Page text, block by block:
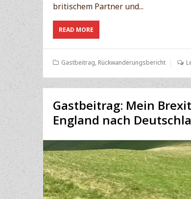
britischem Partner und...
READ MORE
UMZUG
VON
NACH
DEUTSCHLAND
WEGEN
WARTEZEITEN
NHS
Gastbeitrag, Rückwanderungsbericht
Gastbeitrag: Mein
England nach